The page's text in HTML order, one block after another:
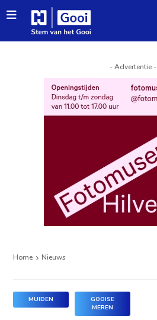
- Advertentie -
Home Nieuws
MUIDEN
GOOISE
MEREN